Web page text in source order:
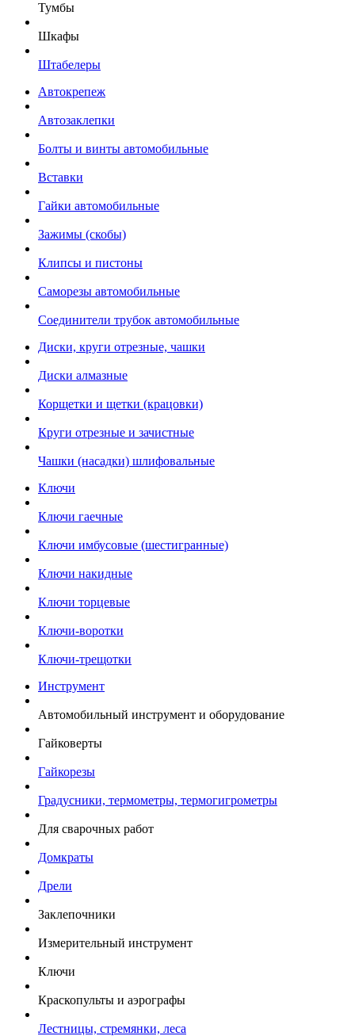
Тумбы
Шкафы
Штабелеры
Автокрепеж
Автозаклепки
Болты и винты автомобильные
Вставки
Гайки автомобильные
Зажимы (скобы)
Клипсы и пистоны
Саморезы автомобильные
Соединители трубок автомобильные
Диски, круги отрезные, чашки
Диски алмазные
Корщетки и щетки (крацовки)
Круги отрезные и зачистные
Чашки (насадки) шлифовальные
Ключи
Ключи гаечные
Ключи имбусовые (шестигранные)
Ключи накидные
Ключи торцевые
Ключи-воротки
Ключи-трещотки
Инструмент
Автомобильный инструмент и оборудование
Гайковерты
Гайкорезы
Градусники, термометры, термогигрометры
Для сварочных работ
Домкраты
Дрели
Заклепочники
Измерительный инструмент
Ключи
Краскопульты и аэрографы
Лестницы, стремянки, леса